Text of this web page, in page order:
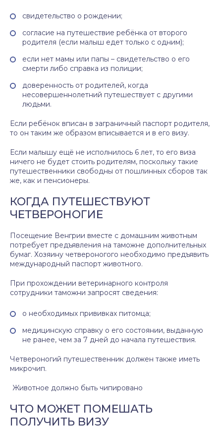
свидетельство о рождении;
согласие на путешествие ребёнка от второго
родителя (если малыш едет только с одним);
если нет мамы или папы – свидетельство о его
смерти либо справка из полиции;
доверенность от родителей, когда
несовершеннолетний путешествует с другими
людьми.
Если ребёнок вписан в заграничный паспорт родителя,
то он таким же образом вписывается и в его визу.
Если малышу ещё не исполнилось 6 лет, то его виза
ничего не будет стоить родителям, поскольку такие
путешественники свободны от пошлинных сборов так
же, как и пенсионеры.
КОГДА ПУТЕШЕСТВУЮТ
ЧЕТВЕРОНОГИЕ
Посещение Венгрии вместе с домашним животным
потребует предъявления на таможне дополнительных
бумаг. Хозяину четвероногого необходимо предъявить
международный паспорт животного.
При прохождении ветеринарного контроля
сотрудники таможни запросят сведения:
о необходимых прививках питомца;
медицинскую справку о его состоянии, выданную
не ранее, чем за 7 дней до начала путешествия.
Четвероногий путешественник должен также иметь
микрочип.
Животное должно быть чипировано
ЧТО МОЖЕТ ПОМЕШАТЬ
ПОЛУЧИТЬ ВИЗУ